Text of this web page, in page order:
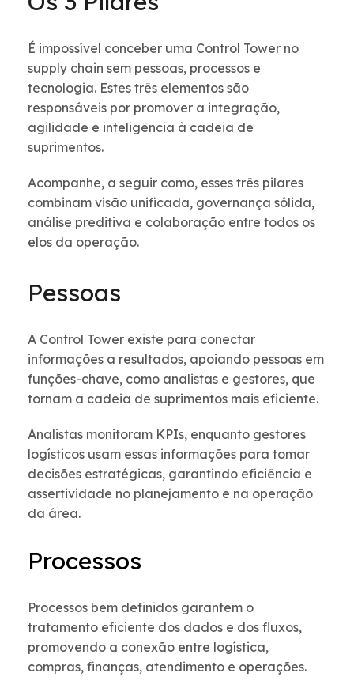
É impossível conceber uma Control Tower no
supply chain sem pessoas, processos e
tecnologia. Estes três elementos são
responsáveis por promover a integração,
agilidade e inteligência à cadeia de
suprimentos.
Acompanhe, a seguir como, esses três pilares
combinam visão unificada, governança sólida,
análise preditiva e colaboração entre todos os
elos da operação.
Pessoas
A Control Tower existe para conectar
informações a resultados, apoiando pessoas em
funções-chave, como analistas e gestores, que
tornam a cadeia de suprimentos mais eficiente.
Analistas monitoram KPIs, enquanto gestores
logísticos usam essas informações para tomar
decisões estratégicas, garantindo eficiência e
assertividade no planejamento e na operação
da área.
Processos
Processos bem definidos garantem o
tratamento eficiente dos dados e dos fluxos,
promovendo a conexão entre logística,
compras, finanças, atendimento e operações.